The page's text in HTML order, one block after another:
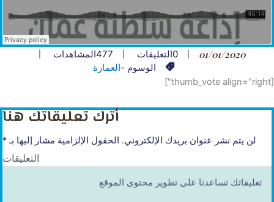
01/01/2020
0التعليقات 477المشاهدات
الوسوم -العمارة
[thumb_vote align="right"]
أترك تعليقاتك هنا
لن يتم نشر عنوان بريدك الإلكتروني. الحقول الإلزامية مشار إليها بـ*
التعليقات